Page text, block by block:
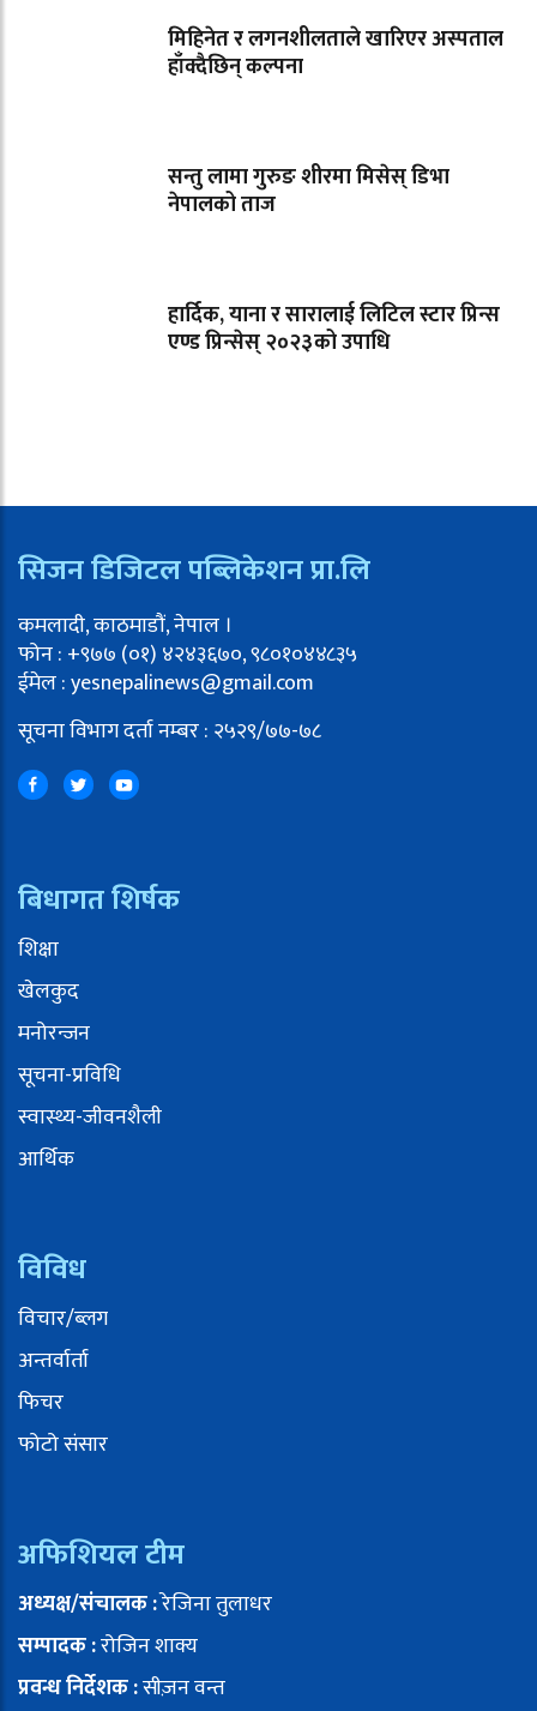
मिहिनेत र लगनशीलताले खारिएर अस्पताल
हाँक्दैछिन् कल्पना
सन्तु लामा गुरुङ शीरमा मिसेस् डिभा
नेपालको ताज
हार्दिक, याना र सारालाई लिटिल स्टार प्रिन्स
एण्ड प्रिन्सेस् २०२३को उपाधि
सिजन डिजिटल पब्लिकेशन प्रा.लि
कमलादी, काठमाडौं, नेपाल ।
फोन : +९७७ (०१) ४२४३६७०, ९८०१०४४८३५
ईमेल : yesnepalinews@gmail.com
सूचना विभाग दर्ता नम्बर : २५२९/७७-७८
बिधागत शिर्षक
शिक्षा
खेलकुद
मनोरन्जन
सूचना-प्रविधि
स्वास्थ्य-जीवनशैली
आर्थिक
विविध
विचार/ब्लग
अन्तर्वार्ता
फिचर
फोटो संसार
अफिशियल टीम
अध्यक्ष/संचालक :रेजिना तुलाधर
सम्पादक :रोजिन शाक्य
प्रवन्ध निर्देशक :सीज़न वन्त